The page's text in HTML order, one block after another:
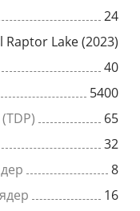
24
Raptor Lake (2023)
40
5400
65
32
8
16